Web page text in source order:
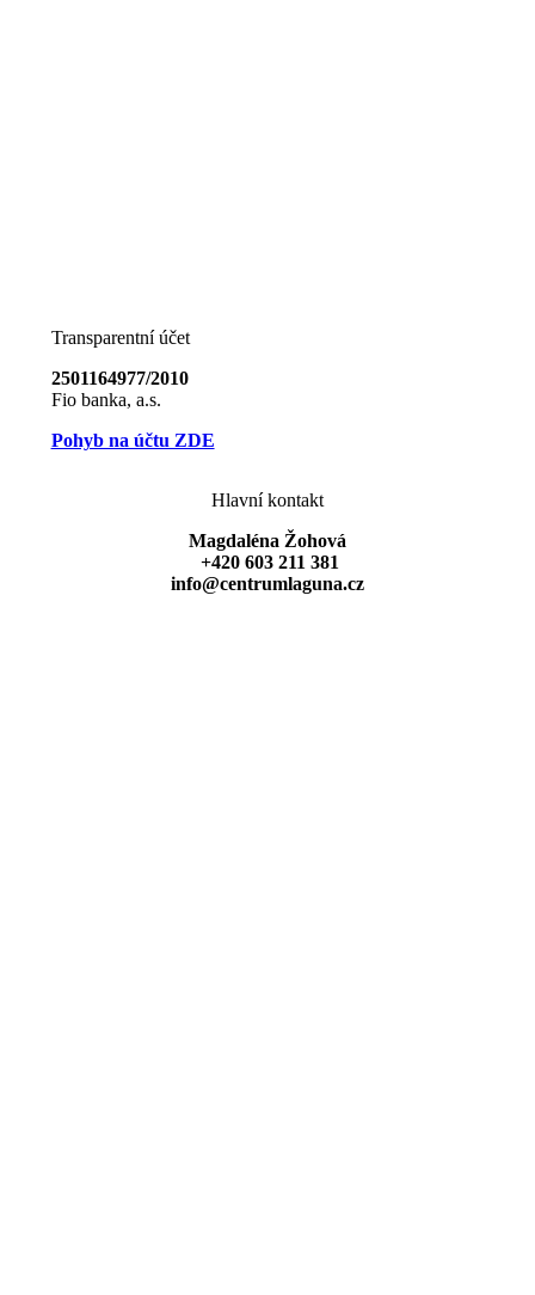
Transparentní účet
2501164977/2010
Fio banka, a.s.
Pohyb na účtu ZDE
Hlavní kontakt
Magdaléna Žohová
+420 603 211 381
info@centrumlaguna.cz